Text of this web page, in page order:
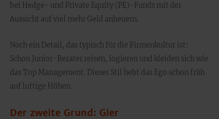
bei Hedge- und Private Equity (PE)-Funds mit der
Aussicht auf viel mehr Geld anheuern.
Noch ein Detail, das typisch für die Firmenkultur ist:
Schon Junior-Berater reisen, logieren und kleiden sich wie
das Top Management. Dieser Stil hebt das Ego schon früh
auf luftige Höhen.
Der zweite Grund: Gier